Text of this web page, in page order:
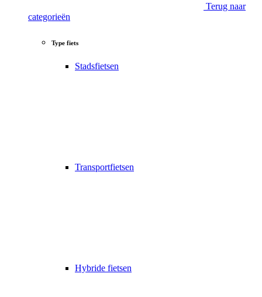
Terug naar
categorieën
Type fiets
Stadsfietsen
Transportfietsen
Hybride fietsen